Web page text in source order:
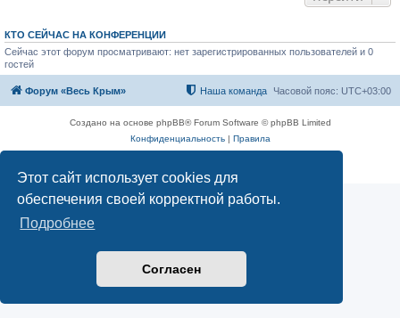
Этот сайт использует cookies для
обеспечения своей корректной работы.
Подробнее
Согласен
КТО СЕЙЧАС НА КОНФЕРЕНЦИИ
Сейчас этот форум просматривают: нет зарегистрированных пользователей и 0
гостей
Форум «Весь Крым» Часовой пояс: UTC+03:00
Наша команда
Создано на основе phpBB® Forum Software © phpBB Limited
Конфиденциальность| Правила